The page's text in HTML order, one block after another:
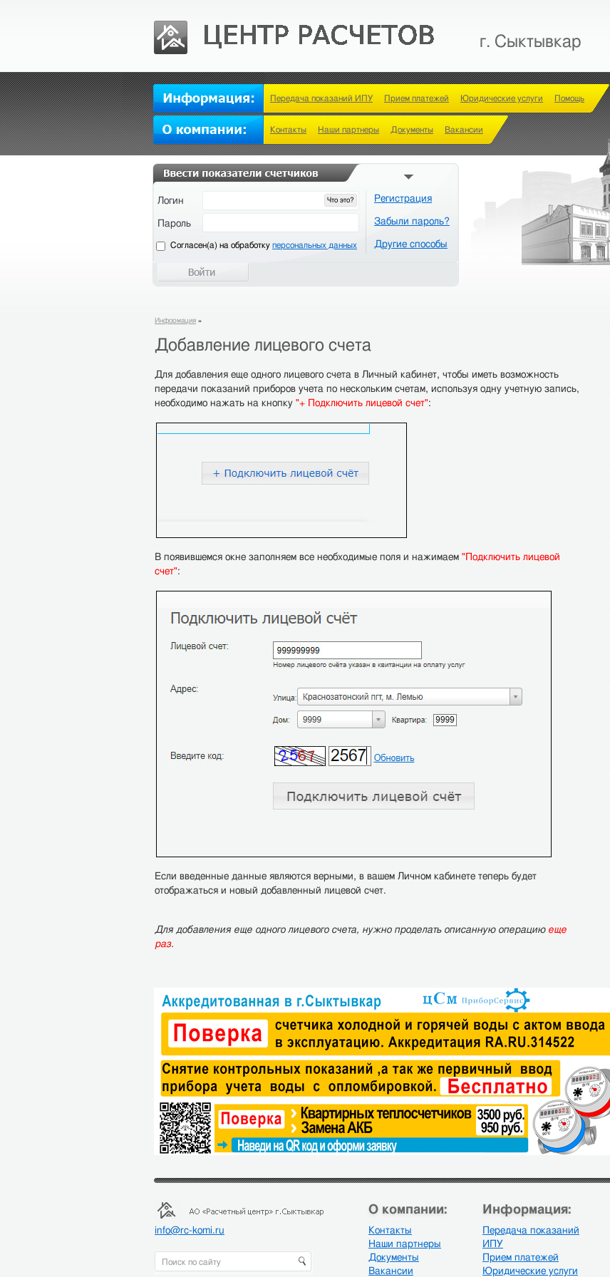
г. Сыктывкар
Контакты Наши партнеры Документы Вакансии
Передача показаний ИПУ Прием платежей Юридические услуги Помощь
Что это?
Логин Регистрация
Забыли пароль?
Другие способы
Пароль
Cогласен(а) на обработку персональных данных
Информация »
Добавление лицевого счета
Для добавления еще одного лицевого счета в Личный кабинет, чтобы иметь возможность
передачи показаний приборов учета по нескольким счетам, используя одну учетную запись,
необходимо нажать на кнопку "+ Подключить лицевой счет":
В появившемся окне заполняем все необходимые поля и нажимаем "Подключить лицевой
счет":
Если введенные данные являются верными, в вашем Личном кабинете теперь будет
отображаться и новый добавленный лицевой счет.
Для добавления еще одного лицевого счета, нужно проделать описанную операцию еще
раз.
info@rc-komi.ru
О компании:
Контакты
Наши партнеры
Документы
Вакансии
Информация:
Передача показаний
ИПУ
Прием платежей
Юридические услуги